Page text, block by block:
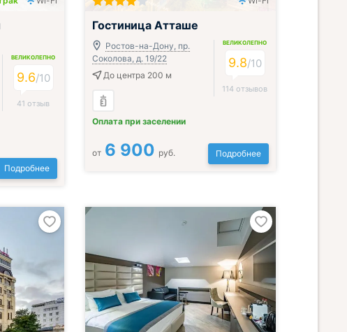
ВЕЛИКОЛЕПНО
9.6/10
41 отзыв
Подробнее
Гостиница Атташе
Ростов-на-Дону, пр.
Соколова, д. 19/22
До центра 200 м
Оплата при заселении
ВЕЛИКОЛЕПНО
9.8/10
114 отзывов
от 6 900 руб. Подробнее